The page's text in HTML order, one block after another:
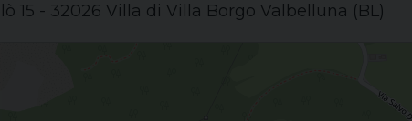
15 - 32026 Villa di Villa Borgo Valbelluna (BL)